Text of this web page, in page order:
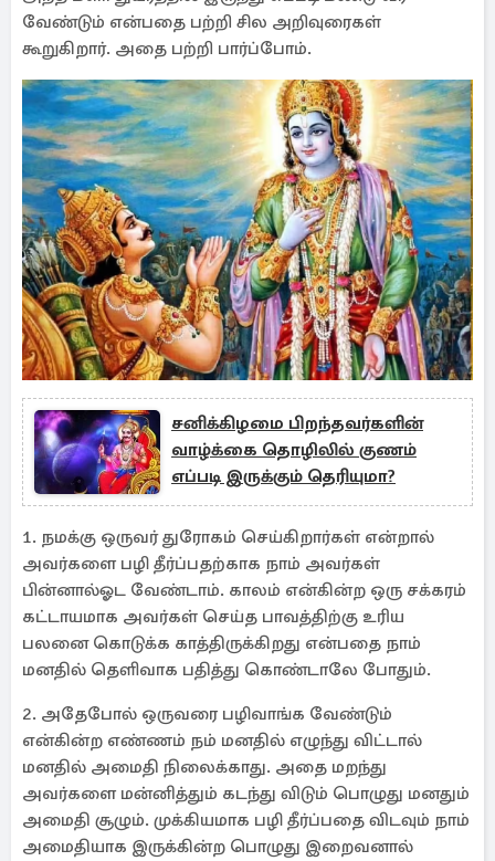
வேண்டும் என்பதை பற்றி சில அறிவுரைகள்
கூறுகிறார். அதை பற்றி பார்ப்போம்.
சனிக்கிழமை பிறந்தவர்களின்
வாழ்க்கை தொழிலில் குணம்
எப்படி இருக்கும் தெரியுமா?
1. நமக்கு ஒருவர் துரோகம் செய்கிறார்கள் என்றால்
அவர்களை பழி தீர்ப்பதற்காக நாம் அவர்கள்
பின்னால்ஓட வேண்டாம். காலம் என்கின்ற ஒரு சக்கரம்
கட்டாயமாக அவர்கள் செய்த பாவத்திற்கு உரிய
பலனை கொடுக்க காத்திருக்கிறது என்பதை நாம்
மனதில் தெளிவாக பதித்து கொண்டாலே போதும்.
2. அதேபோல் ஒருவரை பழிவாங்க வேண்டும்
என்கின்ற எண்ணம் நம் மனதில் எழுந்து விட்டால்
மனதில் அமைதி நிலைக்காது. அதை மறந்து
அவர்களை மன்னித்தும் கடந்து விடும் பொழுது மனதும்
அமைதி சூழும். முக்கியமாக பழி தீர்ப்பதை விடவும் நாம்
அமைதியாக இருக்கின்ற பொழுது இறைவனால்